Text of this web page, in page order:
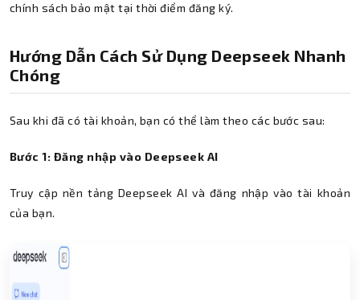
chính sách bảo mật tại thời điểm đăng ký.
Hướng Dẫn Cách Sử Dụng Deepseek Nhanh
Chóng
Sau khi đã có tài khoản, bạn có thể làm theo các bước sau:
Bước 1: Đăng nhập vào Deepseek AI
Truy cập nền tảng Deepseek AI và đăng nhập vào tài khoản
của bạn.